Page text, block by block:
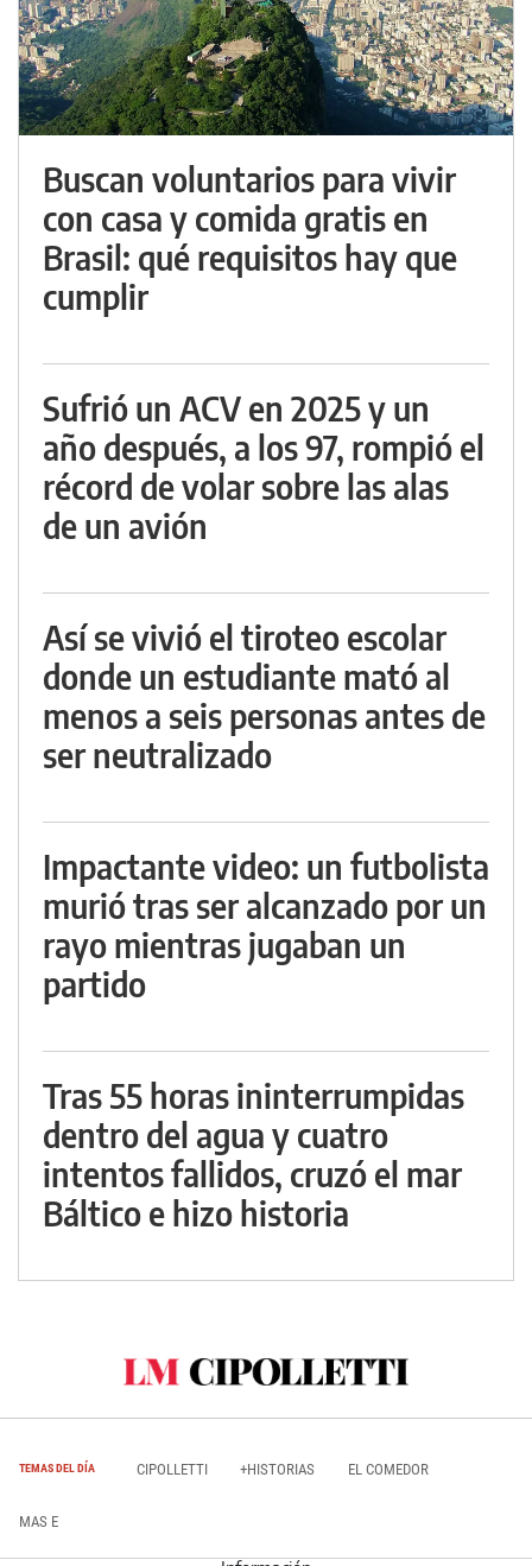
Buscan voluntarios para vivir
con casa y comida gratis en
Brasil: qué requisitos hay que
cumplir
Sufrió un ACV en 2025 y un
año después, a los 97, rompió el
récord de volar sobre las alas
de un avión
Así se vivió el tiroteo escolar
donde un estudiante mató al
menos a seis personas antes de
ser neutralizado
Impactante video: un futbolista
murió tras ser alcanzado por un
rayo mientras jugaban un
partido
Tras 55 horas ininterrumpidas
dentro del agua y cuatro
intentos fallidos, cruzó el mar
Báltico e hizo historia
TEMAS DEL DÍA CIPOLLETTI +HISTORIAS EL COMEDOR
MAS E